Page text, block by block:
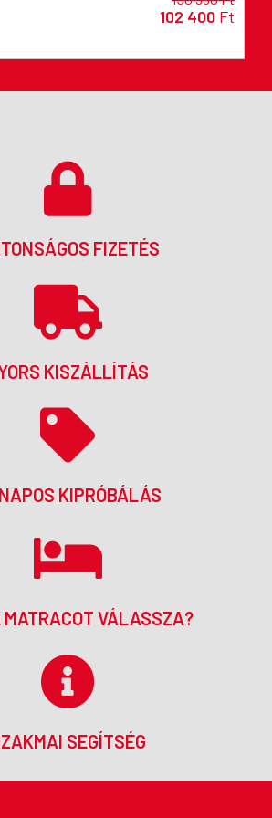
102 400 Ft
FIZETÉS
KISZÁLLÍTÁS
KIPRÓBÁLÁS
MATRACOT VÁLASSZA?
SEGÍTSÉG